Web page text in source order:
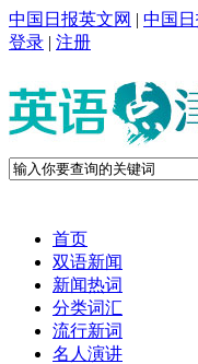
中国日报英文网 | 中国
登录 | 注册
首页
双语新闻
新闻热词
分类词汇
流行新词
名人演讲